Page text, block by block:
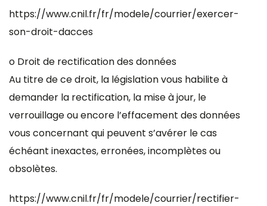
https://www.cnil.fr/fr/modele/courrier/exercer-
son-droit-dacces
o Droit de rectification des données
Au titre de ce droit, la législation vous habilite à
demander la rectification, la mise à jour, le
verrouillage ou encore l’effacement des données
vous concernant qui peuvent s’avérer le cas
échéant inexactes, erronées, incomplètes ou
obsolètes.
https://www.cnil.fr/fr/modele/courrier/rectifier-